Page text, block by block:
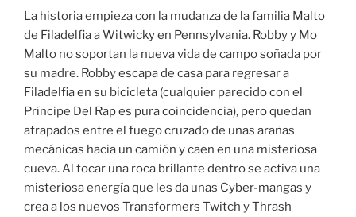
La historia empieza con la mudanza de la familia Malto
de Filadelfia a Witwicky en Pennsylvania. Robby y Mo
Malto no soportan la nueva vida de campo soñada por
su madre. Robby escapa de casa para regresar a
Filadelfia en su bicicleta (cualquier parecido con el
Príncipe Del Rap es pura coincidencia), pero quedan
atrapados entre el fuego cruzado de unas arañas
mecánicas hacia un camión y caen en una misteriosa
cueva. Al tocar una roca brillante dentro se activa una
misteriosa energía que les da unas Cyber-mangas y
crea a los nuevos Transformers Twitch y Thrash